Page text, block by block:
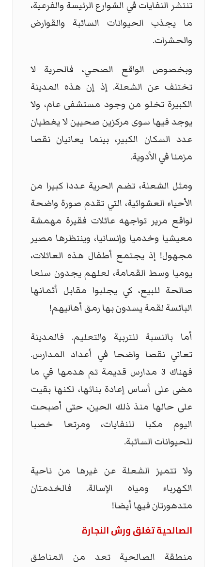
تنتشر النفايات في الشوارع الرئيسة والفرعية،
ما يجذب الحيوانات السائبة والقوارض
والحشرات.
وبخصوص الواقع الصحي، فالحرية لا
تختلف عن الشعلة. إذ إن هذه المدينة
الكبيرة تخلو من وجود مستشفى عام، ولا
يوجد فيها سوى مركزين صحيين لا يغطيان
عدد السكان الكبير، بينما يعانيان نقصا
مزمنا في الأدوية.
ومثل الشعلة، تضم الحرية عددا كبيرا من
الأحياء العشوائية، التي تقدم صورة واضحة
لواقع مرير تواجهه عائلات فقيرة مهمشة
معيشيا وخدميا وإنسانيا، وينتظرها مصير
مجهول! إذ يجتمع أطفال هذه العائلات،
يوميا وسط القمامة، لعلهم يجدون سلعا
صالحة للبيع، كي يجلبوا مقابل أثمانها
البائسة لقمة يسدون بها رمق أهاليهم!
أما بالنسبة للتربية والتعليم. فالمدينة
تعاني نقصا واضحا في أعداد المدارس.
فهناك 3 مدارس قديمة تم هدمها في ما
مضى على أساس إعادة بنائها، لكنها بقيت
على حالها منذ ذلك الحين، حتى أصبحت
اليوم مكبا للنفايات، ومرتعا خصبا
للحيوانات السائبة.
ولا تتميز الشعلة عن غيرها من ناحية
الكهرباء ومياه الإسالة. فالخدمتان
متدهورتان فيها أيضا!
الصالحية تغلق ورش النجارة
منطقة الصالحية تعد من المناطق